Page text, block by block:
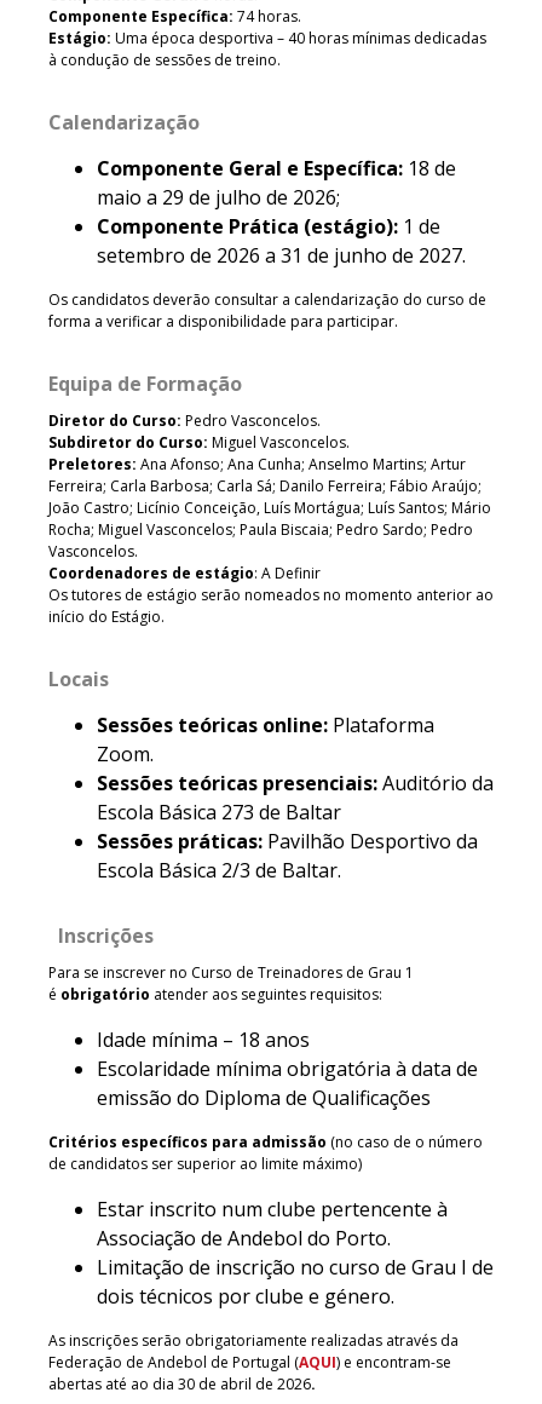
Componente Específica: 74 horas.
Estágio: Uma época desportiva – 40 horas mínimas dedicadas
à condução de sessões de treino.
Calendarização
Componente Geral e Específica: 18 de
maio a 29 de julho de 2026;
Componente Prática (estágio): 1 de
setembro de 2026 a 31 de junho de 2027.
Os candidatos deverão consultar a calendarização do curso de
forma a verificar a disponibilidade para participar.
Equipa de Formação
Diretor do Curso: Pedro Vasconcelos.
Subdiretor do Curso: Miguel Vasconcelos.
Preletores: Ana Afonso; Ana Cunha; Anselmo Martins; Artur
Ferreira; Carla Barbosa; Carla Sá; Danilo Ferreira; Fábio Araújo;
João Castro; Licínio Conceição, Luís Mortágua; Luís Santos; Mário
Rocha; Miguel Vasconcelos; Paula Biscaia; Pedro Sardo; Pedro
Vasconcelos.
Coordenadores de estágio: A Definir
Os tutores de estágio serão nomeados no momento anterior ao
início do Estágio.
Locais
Sessões teóricas online: Plataforma
Zoom.
Sessões teóricas presenciais:Auditório da
Escola Básica 273 de Baltar
Sessões práticas: Pavilhão Desportivo da
Escola Básica 2/3 de Baltar.
Inscrições
Para se inscrever no Curso de Treinadores de Grau 1
é obrigatório atender aos seguintes requisitos:
Idade mínima – 18 anos
Escolaridade mínima obrigatória à data de
emissão do Diploma de Qualificações
Critérios específicos para admissão (no caso de o número
de candidatos ser superior ao limite máximo)
Estar inscrito num clube pertencente à
Associação de Andebol do Porto.
Limitação de inscrição no curso de Grau I de
dois técnicos por clube e género.
As inscrições serão obrigatoriamente realizadas através da
Federação de Andebol de Portugal (AQUI) e encontram-se
abertas até ao dia 30 de abril de 2026.